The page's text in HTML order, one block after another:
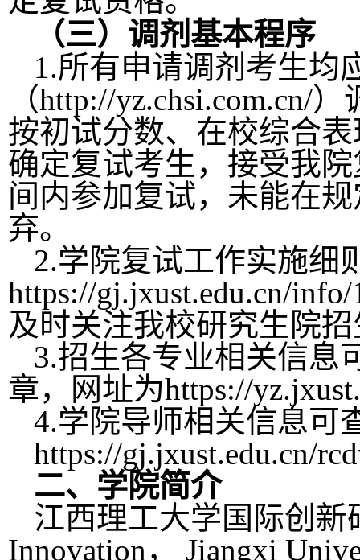
（三）调剂基本程序
1.所有申请调剂考生均
（http://yz.chsi.com.cn/
按初试分数、在校综合
确定复试考生，接受我
间内参加复试，未能在
弃。
2.学院复试工作实施细
https://gj.jxust.edu.cn/
及时关注我校研究生院
3.招生各专业相关信息
章，网址为https://
4.学院导师相关信息可
https://gj.jxust.edu.cn/
二、学院简介
江西理工大学国际创新
Innovation， Jiangxi